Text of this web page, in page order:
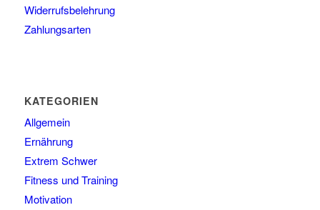
Widerrufsbelehrung
Zahlungsarten
KATEGORIEN
Allgemein
Ernährung
Extrem Schwer
Fitness und Training
Motivation